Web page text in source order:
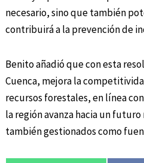
necesario, sino que también
contribuirá a la prevención de
Benito añadió que con esta
Cuenca, mejora la
recursos forestales, en línea
la región avanza hacia un
también gestionados como